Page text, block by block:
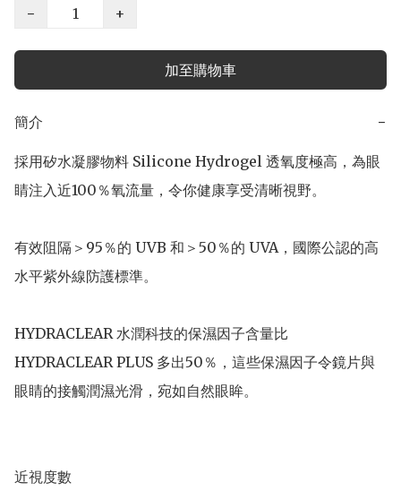
−
+
加至購物車
簡介 −
採用矽水凝膠物料 Silicone Hydrogel 透氧度極高，為眼
睛注入近100％氧流量，令你健康享受清晰視野。
有效阻隔＞95％的 UVB 和＞50％的 UVA，國際公認的高
水平紫外線防護標準。
HYDRACLEAR 水潤科技的保濕因子含量比
HYDRACLEAR PLUS 多出50％，這些保濕因子令鏡片與
眼睛的接觸潤濕光滑，宛如自然眼眸。
近視度數